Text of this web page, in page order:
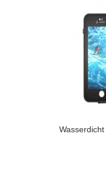
Wasserdicht